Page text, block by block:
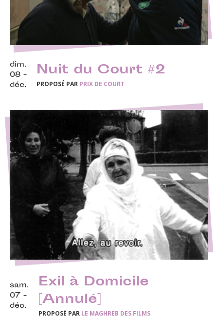
dim.
08 -
déc.
Nuit du Court #2
PROPOSÉ PAR PRIX DE COURT
sam.
07 -
déc.
Exil à Domicile
[Annulé]
PROPOSÉ PAR LE MAGHREB DES FILMS